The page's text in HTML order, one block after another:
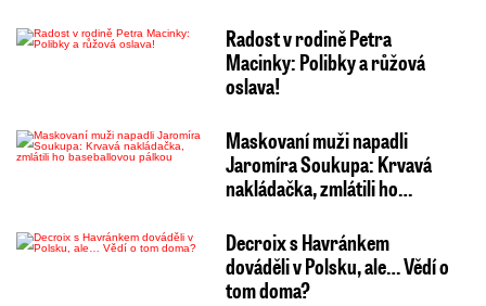
Radost v rodině Petra
Macinky: Polibky a růžová
oslava!
Maskovaní muži napadli
Jaromíra Soukupa: Krvavá
nakládačka, zmlátili ho…
Decroix s Havránkem
dováděli v Polsku, ale… Vědí o
tom doma?